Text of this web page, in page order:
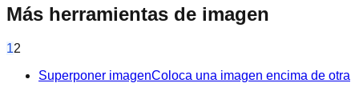
Más herramientas de imagen
12
Superponer imagenColoca una imagen encima de otra